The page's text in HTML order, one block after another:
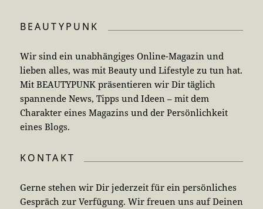
BEAUTYPUNK
Wir sind ein unabhängiges Online-Magazin und
lieben alles, was mit Beauty und Lifestyle zu tun hat.
Mit BEAUTYPUNK präsentieren wir Dir täglich
spannende News, Tipps und Ideen – mit dem
Charakter eines Magazins und der Persönlichkeit
eines Blogs.
KONTAKT
Gerne stehen wir Dir jederzeit für ein persönliches
Gespräch zur Verfügung. Wir freuen uns auf Deinen